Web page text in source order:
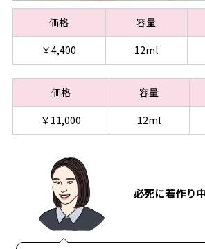
価格 容量
￥4,400
12ml
価格 容量
￥11,000
12ml
必死に若作り